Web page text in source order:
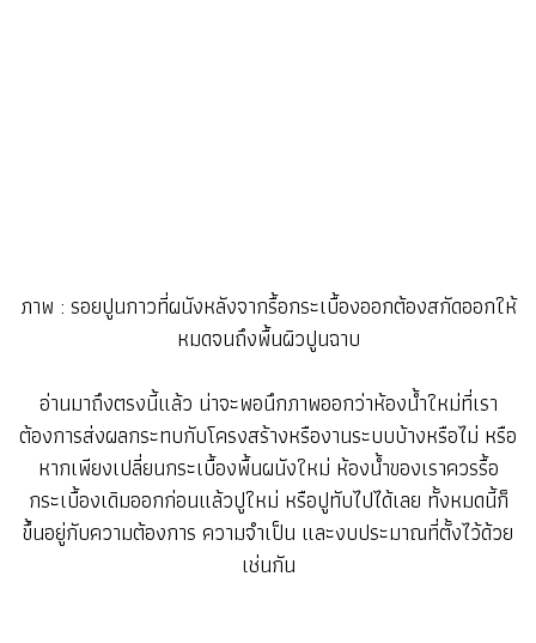
ภาพ : รอยปูนกาวที่ผนังหลังจากรื้อกระเบื้องออกต้องสกัดออกให้
หมดจนถึงพื้นผิวปูนฉาบ
อ่านมาถึงตรงนี้แล้ว น่าจะพอนึกภาพออกว่าห้องน้ำใหม่ที่เรา
ต้องการส่งผลกระทบกับโครงสร้างหรืองานระบบบ้างหรือไม่ หรือ
หากเพียงเปลี่ยนกระเบื้องพื้นผนังใหม่ ห้องน้ำของเราควรรื้อ
กระเบื้องเดิมออกก่อนแล้วปูใหม่ หรือปูทับไปได้เลย ทั้งหมดนี้ก็
ขึ้นอยู่กับความต้องการ ความจำเป็น และงบประมาณที่ตั้งไว้ด้วย
เช่นกัน